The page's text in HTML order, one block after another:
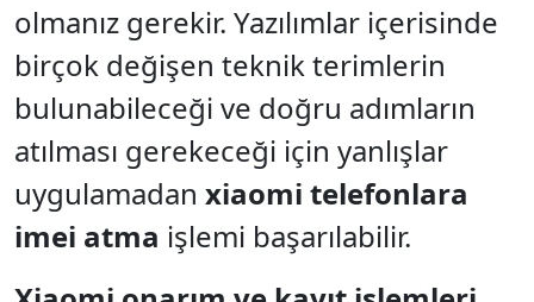
olmanız gerekir. Yazılımlar içerisinde
birçok değişen teknik terimlerin
bulunabileceği ve doğru adımların
atılması gerekeceği için yanlışlar
uygulamadan xiaomi telefonlara
imei atma işlemi başarılabilir.